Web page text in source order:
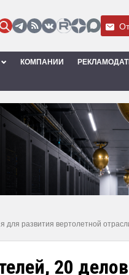
КОМПАНИИ
развития вертолетной
20